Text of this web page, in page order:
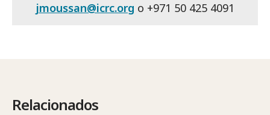
jmoussan@icrc.org o +971 50 425 4091
Relacionados